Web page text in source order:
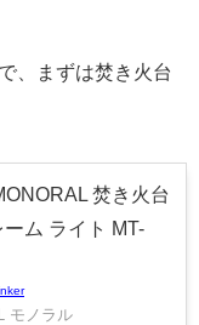
、まずは焚き火台
焚き火台
ム ライト MT-
モノラル